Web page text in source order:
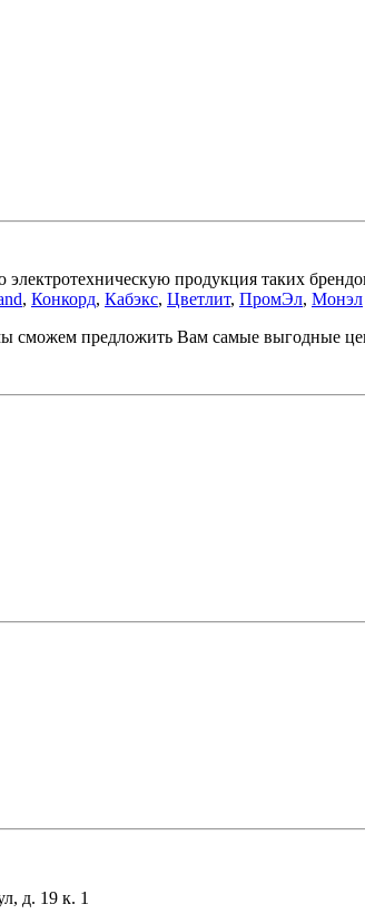
продукция таких
, Конкорд, Кабэкс, Цветлит, ПромЭл, Монэл
сможем предложить Вам самые выгодные
д. 19 к. 1